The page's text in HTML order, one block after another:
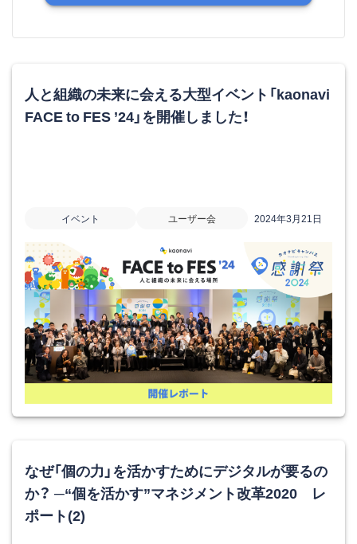
人と組織の未来に会える大型イベント「kaonavi
FACE to FES ’24」を開催しました！
イベント ユーザー会 2024年3月21日
なぜ「個の力」を活かすためにデジタルが要るの
か？ ─“個を活かす”マネジメント改革2020 レ
ポート(2)